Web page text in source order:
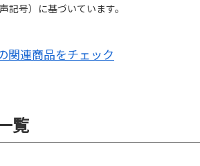
号）に基づいています。
連商品をチェック
覧